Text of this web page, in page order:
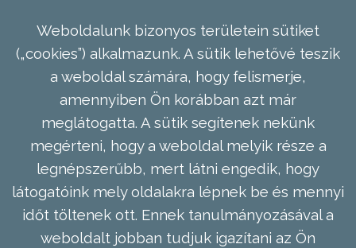
Weboldalunk bizonyos területein sütiket
(„cookies”) alkalmazunk. A sütik lehetővé teszik
a weboldal számára, hogy felismerje,
amennyiben Ön korábban azt már
meglátogatta. A sütik segítenek nekünk
megérteni, hogy a weboldal melyik része a
legnépszerűbb, mert látni engedik, hogy
látogatóink mely oldalakra lépnek be és mennyi
időt töltenek ott. Ennek tanulmányozásával a
weboldalt jobban tudjuk igazítani az Ön